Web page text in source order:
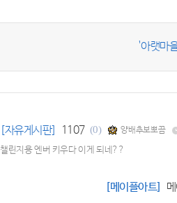
'아랫마
[자유게시판] 1107 (0) 양배추보뽀끔
챌린지용 엔버 키우다 이게 되네??
[메이플아트]